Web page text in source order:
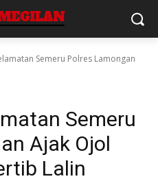
Semeru Polres Lamongan
Semeru
Ajak Ojol
Lalin